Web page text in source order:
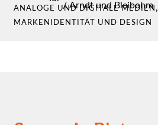
/Arndt und Bleibohm
ANALOGE UND DIGITALE MEDIEN ,
MARKENIDENTITÄT UND DESIGN